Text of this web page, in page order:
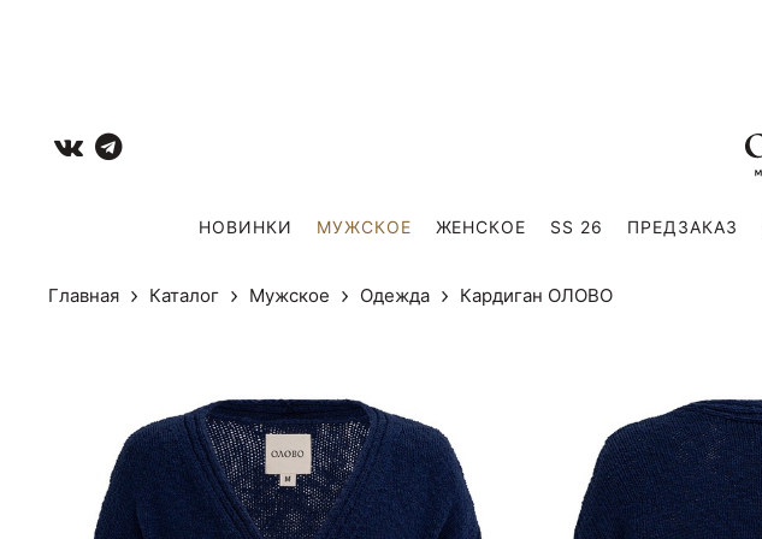
НОВИНКИ МУЖCКОЕ ЖЕНСКОЕ SS 26 ПРЕДЗАКАЗ
Главная Каталог Мужcкое Одежда Кардиган ОЛОВО